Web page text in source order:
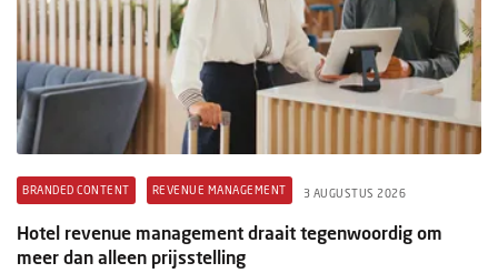
BRANDED CONTENT REVENUE MANAGEMENT 3 AUGUSTUS 2026
Hotel revenue management draait tegenwoordig om
meer dan alleen prijsstelling